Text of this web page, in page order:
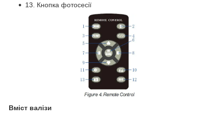
13. Кнопка фотосесії
Вміст валізи